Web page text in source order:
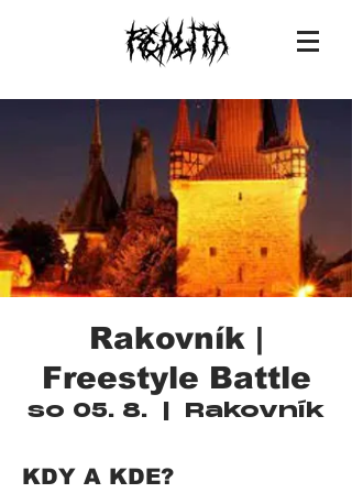
Rakovník |
Freestyle Battle
so 05. 8.
  |
Rakovník
KDY A KDE?